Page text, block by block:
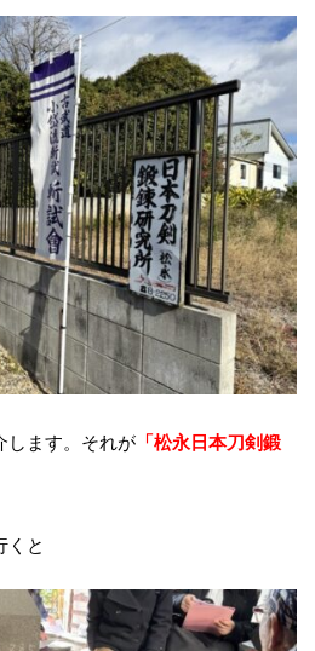
します。それが 「松永日本刀剣鍛
くと